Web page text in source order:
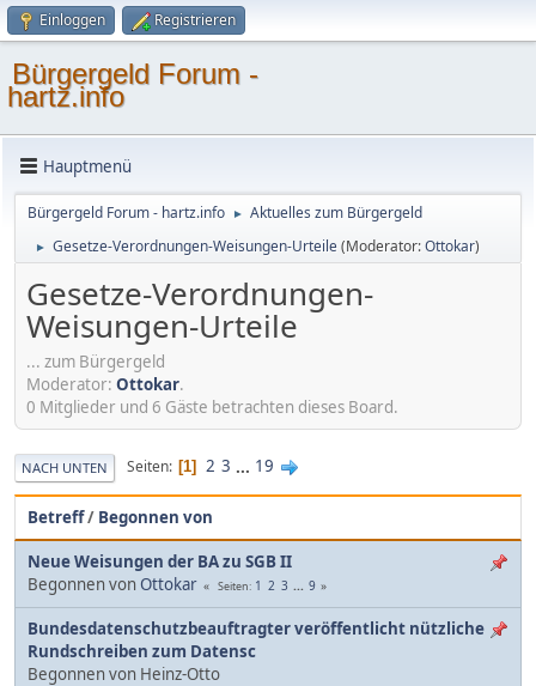
Einloggen Registrieren
Bürgergeld Forum -
hartz.info
Hauptmenü
Bürgergeld Forum - hartz.info ► Aktuelles zum Bürgergeld
► Gesetze-Verordnungen-Weisungen-Urteile(Moderator:Ottokar)
Gesetze-Verordnungen-
Weisungen-Urteile
... zum Bürgergeld
Moderator: Ottokar.
0 Mitglieder und 6 Gäste betrachten dieses Board.
NACH UNTEN Seiten 1 2 3 ... 19
Betreff/ Begonnen von
Neue Weisungen der BA zu SGB II
Begonnen von Ottokar Seiten 1 2 3 ... 9
Bundesdatenschutzbeauftragter veröffentlicht nützliche
Rundschreiben zum Datensc
Begonnen von Heinz-Otto